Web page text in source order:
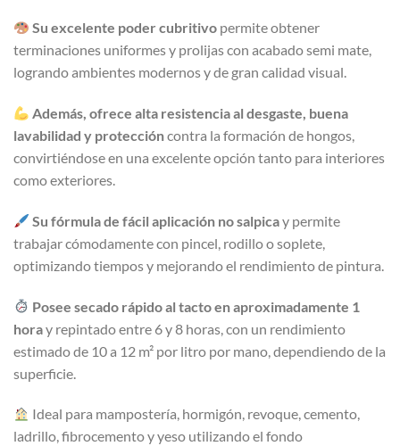
Su excelente poder cubritivo permite obtener
terminaciones uniformes y prolijas con acabado semi mate,
logrando ambientes modernos y de gran calidad visual.
Además, ofrece alta resistencia al desgaste, buena
lavabilidad y proteccióncontra la formación de hongos,
convirtiéndose en una excelente opción tanto para interiores
como exteriores.
Su fórmula de fácil aplicación no salpicay permite
trabajar cómodamente con pincel, rodillo o soplete,
optimizando tiempos y mejorando el rendimiento de pintura.
Posee secado rápido al tacto en aproximadamente 1
horay repintado entre 6 y 8 horas, con un rendimiento
estimado de 10 a 12 m² por litro por mano, dependiendo de la
superficie.
Ideal para mampostería, hormigón, revoque, cemento,
ladrillo, fibrocemento y yeso utilizando el fondo